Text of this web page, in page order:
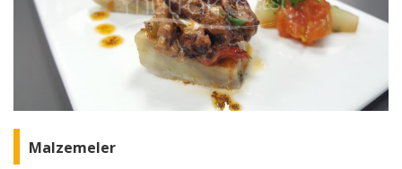
Malzemeler